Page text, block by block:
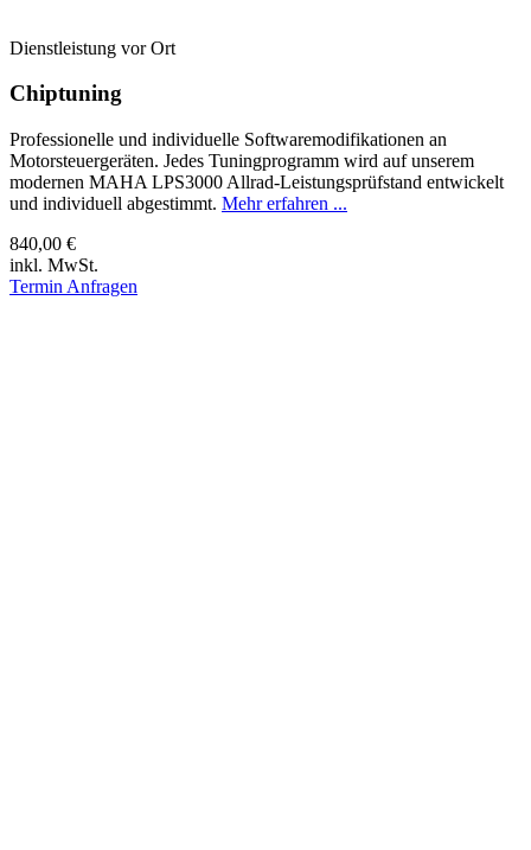
Dienstleistung vor Ort
Chiptuning
Professionelle und individuelle Softwaremodifikationen an
Motorsteuergeräten. Jedes Tuningprogramm wird auf unserem
modernen MAHA LPS3000 Allrad-Leistungsprüfstand entwickelt
und individuell abgestimmt. Mehr erfahren ...
840,00 €
inkl. MwSt.
Termin Anfragen